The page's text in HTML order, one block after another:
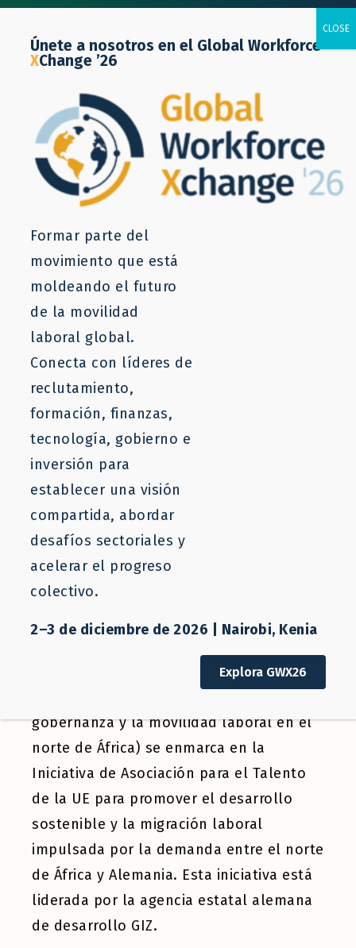
PROYECTO
Financiamiento de la Movilidad
Laboral: Modelación Financiera
para el Programa THAMM
Plus
proyecto THAMM Plus (Hacia un enfoque
gobernanza y la movilidad laboral en el
norte de África) se enmarca en la
Iniciativa de Asociación para el Talento
de la UE para promover el desarrollo
sostenible y la migración laboral
impulsada por la demanda entre el norte
de África y Alemania. Esta iniciativa está
liderada por la agencia estatal alemana
de desarrollo GIZ.
Únete a nosotros en el Global Workforce
XChange ’26
Formar parte del
movimiento que está
moldeando el futuro
de la movilidad
laboral global.
Conecta con líderes de
reclutamiento,
formación, finanzas,
tecnología, gobierno e
inversión para
establecer una visión
compartida, abordar
desafíos sectoriales y
acelerar el progreso
colectivo.
2–3 de diciembre de 2026 | Nairobi, Kenia
Explora GWX26